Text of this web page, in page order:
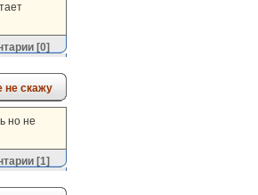
[0]
не скажу
но не
[1]